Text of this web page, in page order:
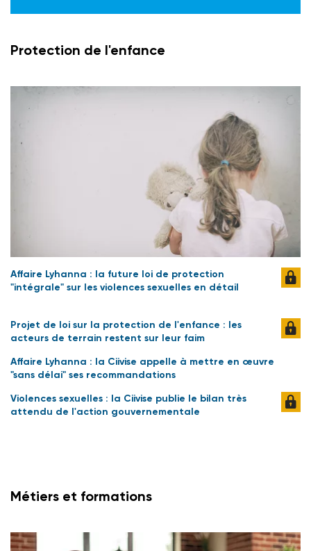
Protection de l'enfance
Affaire Lyhanna : la future loi de protection
"intégrale" sur les violences sexuelles en détail
Projet de loi sur la protection de l'enfance : les
acteurs de terrain restent sur leur faim
Affaire Lyhanna : la Ciivise appelle à mettre en œuvre
"sans délai" ses recommandations
Violences sexuelles : la Ciivise publie le bilan très
attendu de l'action gouvernementale
Métiers et formations